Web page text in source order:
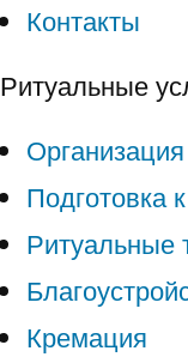
Контакты
Ритуальные
Подготовка
Ритуальные
Кремация